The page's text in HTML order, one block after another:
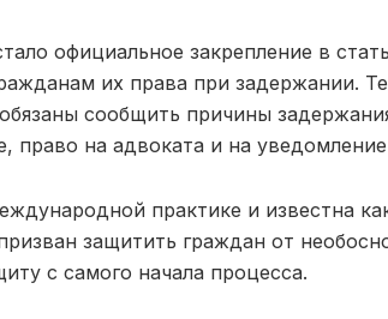
официальное закрепление в
их права при задержании.
сообщить причины
право на адвоката и на уведомление
практике и известна
защитить граждан от
с самого начала процесса.